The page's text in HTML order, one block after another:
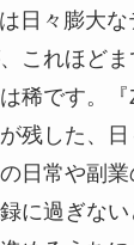
日々膨大な
これほど
稀です。
残した、日
日常や副
に過ぎない